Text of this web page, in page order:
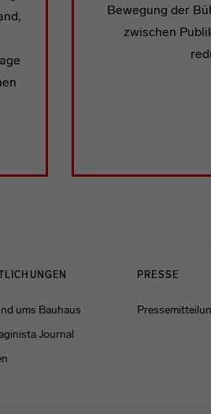
Bewegung der
zwischen
ums Bauhaus
Journal
PRESSE